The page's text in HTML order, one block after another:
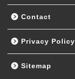
Contact
Privacy Policy
Sitemap